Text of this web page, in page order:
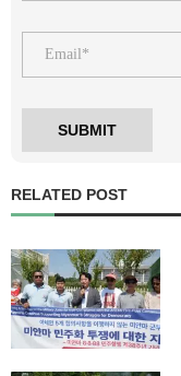
RELATED POST